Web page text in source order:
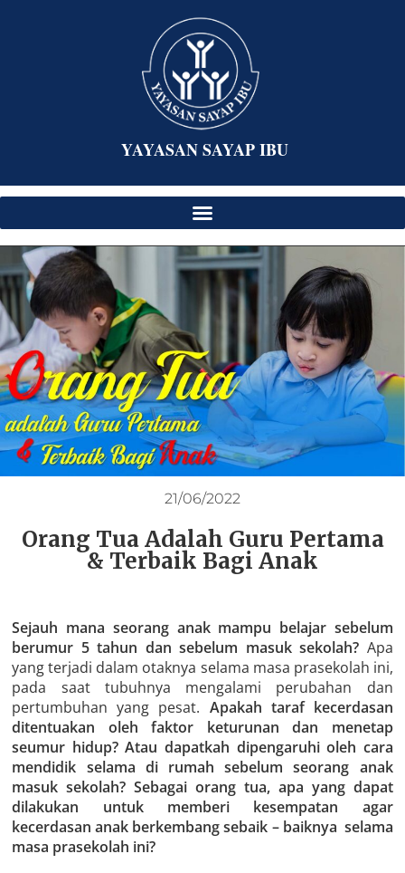
YAYASAN SAYAP IBU
21/06/2022
Orang Tua Adalah Guru Pertama
& Terbaik Bagi Anak
Sejauh mana seorang anak mampu belajar sebelum
berumur 5 tahun dan sebelum masuk sekolah? Apa
yang terjadi dalam otaknya selama masa prasekolah ini,
pada saat tubuhnya mengalami perubahan dan
pertumbuhan yang pesat. Apakah taraf kecerdasan
ditentuakan oleh faktor keturunan dan menetap
seumur hidup? Atau dapatkah dipengaruhi oleh cara
mendidik selama di rumah sebelum seorang anak
masuk sekolah? Sebagai orang tua, apa yang dapat
dilakukan untuk memberi kesempatan agar
kecerdasan anak berkembang sebaik – baiknya selama
masa prasekolah ini?